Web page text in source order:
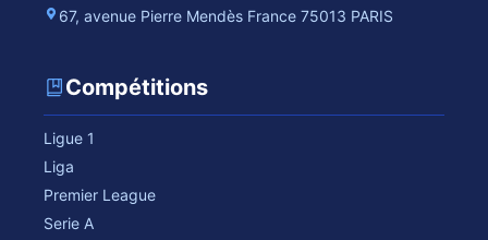
67, avenue Pierre Mendès France 75013 PARIS
Compétitions
Ligue 1
Liga
Premier League
Serie A